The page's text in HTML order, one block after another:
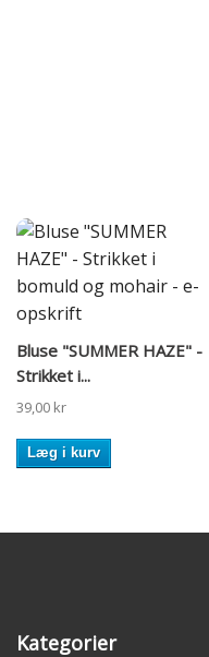
Bluse "SUMMER HAZE" -
Strikket i...
39,00 kr
Læg i kurv
Kategorier